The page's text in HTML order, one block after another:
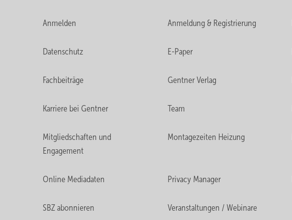
Anmelden Anmeldung & Registrierung
Datenschutz E-Paper
Fachbeiträge Gentner Verlag
Karriere bei Gentner Team
Mitgliedschaften und
Engagement
Montagezeiten Heizung
Online Mediadaten Privacy Manager
SBZ abonnieren Veranstaltungen / Webinare